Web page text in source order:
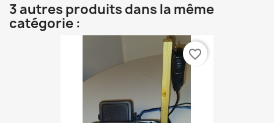
3 autres produits dans la même
catégorie :
favorite_border